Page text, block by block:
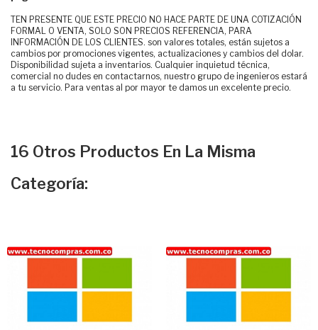
TEN PRESENTE QUE ESTE PRECIO NO HACE PARTE DE UNA COTIZACIÓN
FORMAL O VENTA, SOLO SON PRECIOS REFERENCIA, PARA
INFORMACIÓN DE LOS CLIENTES. son valores totales, están sujetos a
cambios por promociones vigentes, actualizaciones y cambios del dolar.
Disponibilidad sujeta a inventarios. Cualquier inquietud técnica,
comercial no dudes en contactarnos, nuestro grupo de ingenieros estará
a tu servicio. Para ventas al por mayor te damos un excelente precio.
16 Otros Productos En La Misma
Categoría: